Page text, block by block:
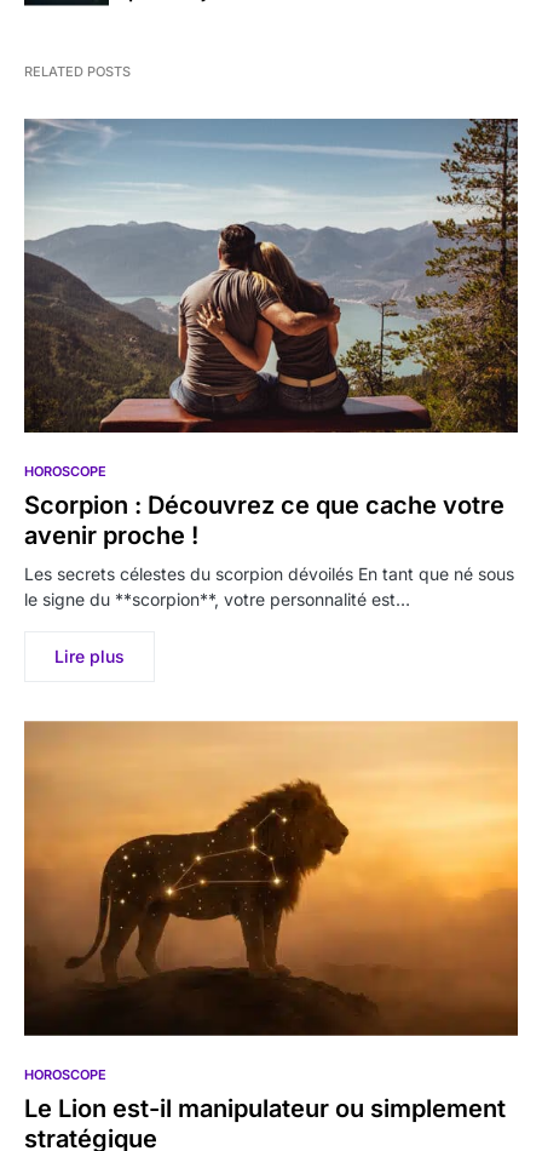
RELATED POSTS
HOROSCOPE
Scorpion : Découvrez ce que cache votre
avenir proche !
Les secrets célestes du scorpion dévoilés En tant que né sous
le signe du **scorpion**, votre personnalité est…
Lire plus
HOROSCOPE
Le Lion est-il manipulateur ou simplement
stratégique